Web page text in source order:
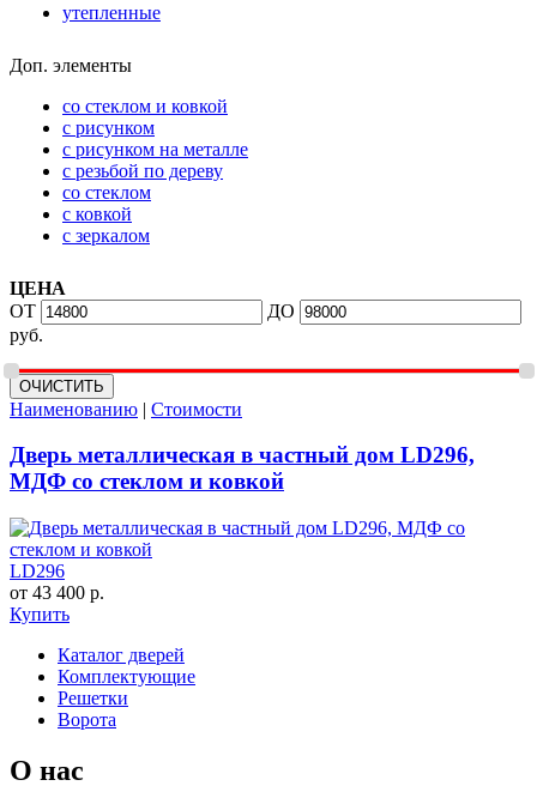
утепленные
Доп. элементы
со стеклом и ковкой
с рисунком
с рисунком на металле
с резьбой по дереву
со стеклом
с ковкой
с зеркалом
ЦЕНА
ОТ
ДО
руб.
Наименованию | Стоимости
Дверь металлическая в частный дом LD296,
МДФ со стеклом и ковкой
LD296
от 43 400 р.
Купить
Каталог дверей
Комплектующие
Решетки
Ворота
О нас